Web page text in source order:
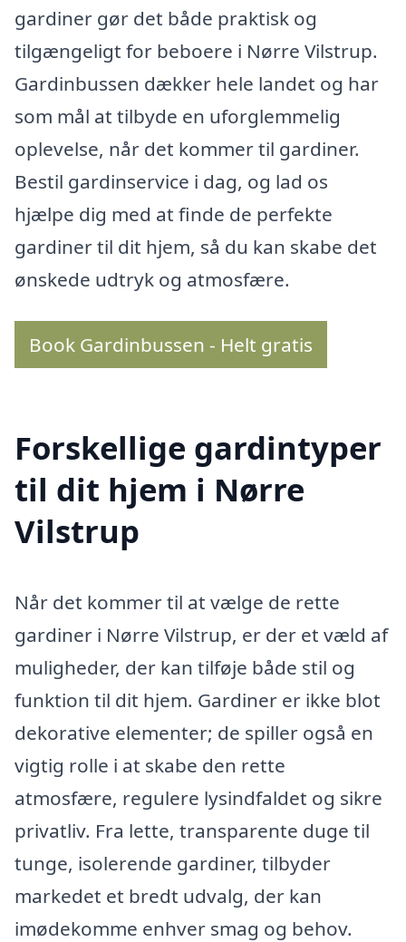
gardiner gør det både praktisk og
tilgængeligt for beboere i Nørre Vilstrup.
Gardinbussen dækker hele landet og har
som mål at tilbyde en uforglemmelig
oplevelse, når det kommer til gardiner.
Bestil gardinservice i dag, og lad os
hjælpe dig med at finde de perfekte
gardiner til dit hjem, så du kan skabe det
ønskede udtryk og atmosfære.
Book Gardinbussen - Helt gratis
Forskellige gardintyper
til dit hjem i Nørre
Vilstrup
Når det kommer til at vælge de rette
gardiner i Nørre Vilstrup, er der et væld af
muligheder, der kan tilføje både stil og
funktion til dit hjem. Gardiner er ikke blot
dekorative elementer; de spiller også en
vigtig rolle i at skabe den rette
atmosfære, regulere lysindfaldet og sikre
privatliv. Fra lette, transparente duge til
tunge, isolerende gardiner, tilbyder
markedet et bredt udvalg, der kan
imødekomme enhver smag og behov.